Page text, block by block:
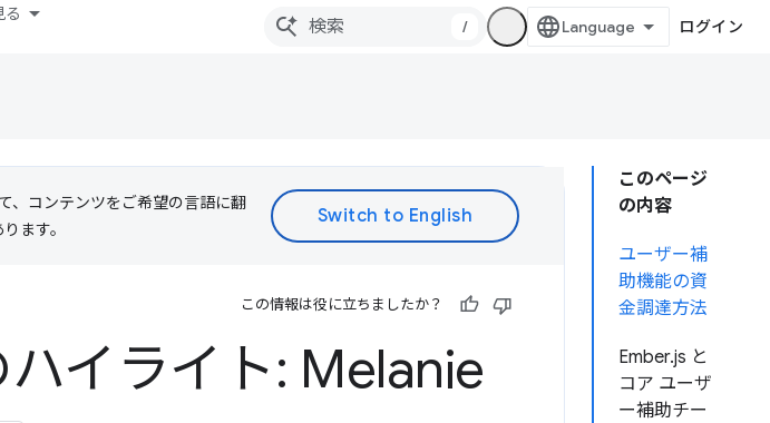
る
/ ログイン
このページ
の内容
ユーザー補
助機能の資
金調達方法
Ember.js と
コア ユーザ
ー補助チー
、コンテンツをご希望の言語に翻
ます。
この情報は役に立ちましたか？
イライト: Melanie